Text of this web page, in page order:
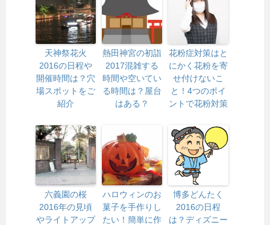
天神祭花火
2016の日程や
開催時間は？穴
場スポットをご
紹介
熱田神宮の初詣
2017混雑する
時間や空いてい
る時間は？屋台
はある？
花粉症対策はと
にかく花粉を寄
せ付けないこ
と！4つのポイ
ントで花粉対策
六義園の桜
2016年の見頃
やライトアップ
ハロウィンのお
菓子を手作りし
たい！簡単に作
博多どんたく
2016の日程
は？ディズニー